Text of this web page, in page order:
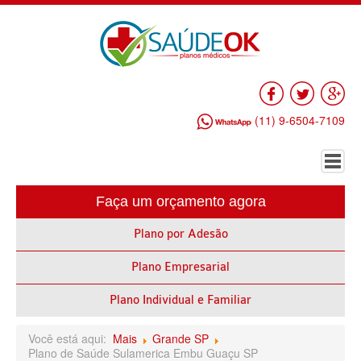
Facebook
Twitter
(11) 9-6504-7109
PLANO DE SAÚDE EMPRESARIAL
ALLIANZ PLANO DE SAÚDE EMPRESARIAL
AMEPLAN PLANO DE SAÚDE EMPRESARIAL
BIO SAÚDE PLANO DE SAÚDE EMPRESARIAL
Faça um orçamento agora
Plano por Adesão
Plano Empresarial
Plano Individual e Familiar
Você está aqui: Mais
Grande SP
Plano de Saúde Sulamerica Embu Guaçu SP